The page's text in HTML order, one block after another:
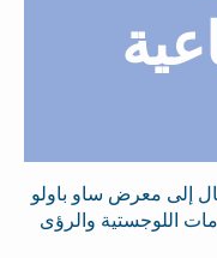
إلى معرض ساو باولو
والخدمات اللوجستية والرؤى